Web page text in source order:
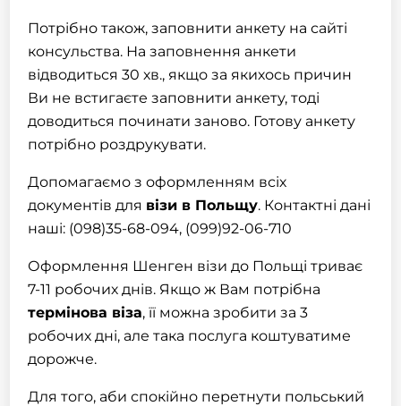
Потрібно також, заповнити анкету на сайті
консульства. На заповнення анкети
відводиться 30 хв., якщо за якихось причин
Ви не встигаєте заповнити анкету, тоді
доводиться починати заново. Готову анкету
потрібно роздрукувати.
Допомагаємо з оформленням всіх
документів для візи в Польщу. Контактні дані
наші: (098)35-68-094, (099)92-06-710
Оформлення Шенген візи до Польщі триває
7-11 робочих днів. Якщо ж Вам потрібна
термінова віза, її можна зробити за 3
робочих дні, але така послуга коштуватиме
дорожче.
Для того, аби спокійно перетнути польський